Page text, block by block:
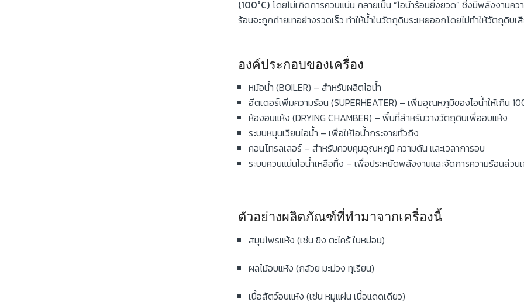
(100°C) โดยไม่เกิดการควบแน่น กลายเป็น “ไอน้ำร้อนยิ่งยวด” ซึ่งมีพลังงาน
ร้อนจะถูกถ่ายเทอย่างรวดเร็ว ทำให้น้ำในวัตถุดิบระเหยออกโดยไม่ทำให้วัตถุดิ
องค์ประกอบของเครื่อง
หม้อน้ำ (BOILER) – สำหรับผลิตไอน้ำ
ฮีตเตอร์เพิ่มความร้อน (SUPERHEATER) – เพิ่มอุณหภูมิของไอน้ำให้เกิน
ห้องอบแห้ง (DRYING CHAMBER) – พื้นที่สำหรับวางวัตถุดิบเพื่ออบแห้ง
ระบบหมุนเวียนไอน้ำ – เพื่อให้ไอน้ำกระจายทั่วถึง
คอนโทรลเลอร์ – สำหรับควบคุมอุณหภูมิ ความดัน และเวลาการอบ
ระบบควบแน่นไอน้ำเหลือทิ้ง – เพื่อประหยัดพลังงานและจัดการความร้อนส่วน
ตัวอย่างผลิตภัณฑ์ที่ทำมาจากเครื่องนี้
สมุนไพรแห้ง (เช่น ขิง ตะไคร้ ใบหม่อน)
ผลไม้อบแห้ง (กล้วย มะม่วง ทุเรียน)
เนื้อสัตว์อบแห้ง (เช่น หมูแผ่น เนื้อแดดเดียว)